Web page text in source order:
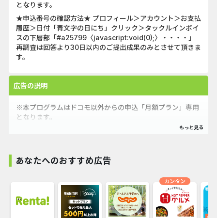
となります。
★申込番号の確認方法★ プロフィール＞アカウント＞お支払
履歴＞日付「青文字の日にち」クリック＞タックルインボイ
スの下層部「#a25799〈javascript:void(0);〉・・・・」
再調査は回答より30日以内のご提出成果のみとさせて頂きま
す。
広告の説明
※本プログラムはドコモ以外からの申込「月額プラン」専用
となります。
※Hulu | Disney+ セットプランは本プログラムではありま
6ブランドが揃う唯一のディズニー公式サービス！
ディズニー、ピクサー、スター・ウォーズ、マーベル、ナシ
ョナル ジオグラフィック、スター
をまとめて楽しめるのはディズニープラスだけ。
あなたへのおすすめ広告
カンタン